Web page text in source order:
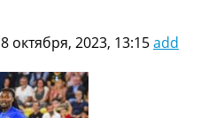
октября, 2023, 13:15add